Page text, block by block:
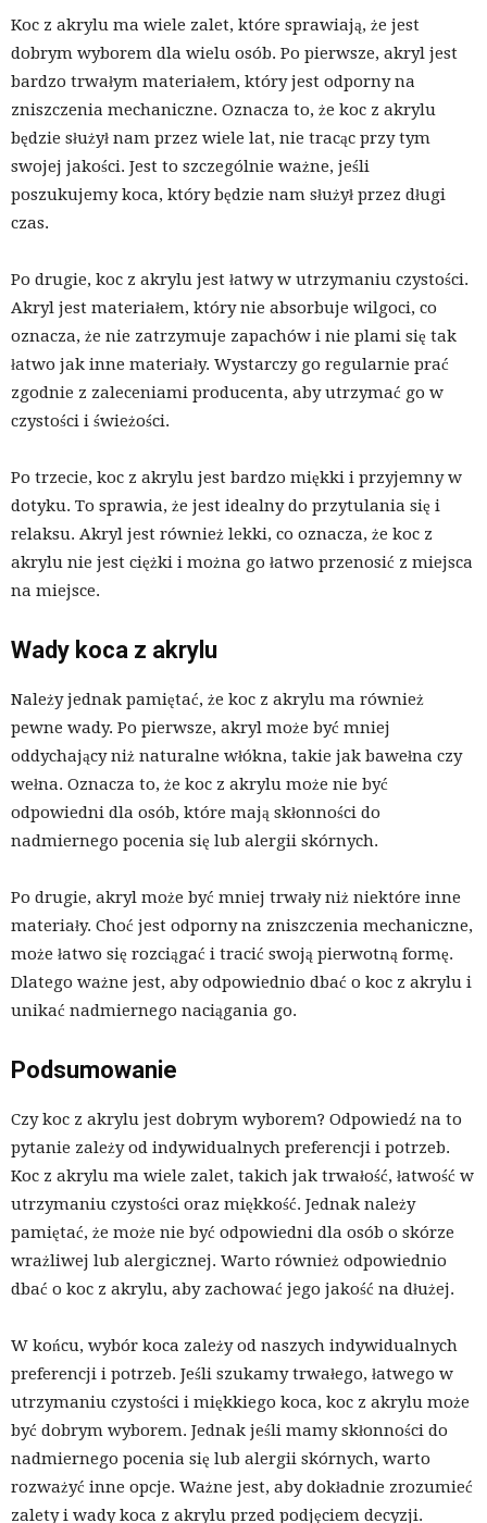
Koc z akrylu ma wiele zalet, które sprawiają, że jest
dobrym wyborem dla wielu osób. Po pierwsze, akryl jest
bardzo trwałym materiałem, który jest odporny na
zniszczenia mechaniczne. Oznacza to, że koc z akrylu
będzie służył nam przez wiele lat, nie tracąc przy tym
swojej jakości. Jest to szczególnie ważne, jeśli
poszukujemy koca, który będzie nam służył przez długi
czas.
Po drugie, koc z akrylu jest łatwy w utrzymaniu czystości.
Akryl jest materiałem, który nie absorbuje wilgoci, co
oznacza, że nie zatrzymuje zapachów i nie plami się tak
łatwo jak inne materiały. Wystarczy go regularnie prać
zgodnie z zaleceniami producenta, aby utrzymać go w
czystości i świeżości.
Po trzecie, koc z akrylu jest bardzo miękki i przyjemny w
dotyku. To sprawia, że jest idealny do przytulania się i
relaksu. Akryl jest również lekki, co oznacza, że koc z
akrylu nie jest ciężki i można go łatwo przenosić z miejsca
na miejsce.
Wady koca z akrylu
Należy jednak pamiętać, że koc z akrylu ma również
pewne wady. Po pierwsze, akryl może być mniej
oddychający niż naturalne włókna, takie jak bawełna czy
wełna. Oznacza to, że koc z akrylu może nie być
odpowiedni dla osób, które mają skłonności do
nadmiernego pocenia się lub alergii skórnych.
Po drugie, akryl może być mniej trwały niż niektóre inne
materiały. Choć jest odporny na zniszczenia mechaniczne,
może łatwo się rozciągać i tracić swoją pierwotną formę.
Dlatego ważne jest, aby odpowiednio dbać o koc z akrylu i
unikać nadmiernego naciągania go.
Podsumowanie
Czy koc z akrylu jest dobrym wyborem? Odpowiedź na to
pytanie zależy od indywidualnych preferencji i potrzeb.
Koc z akrylu ma wiele zalet, takich jak trwałość, łatwość w
utrzymaniu czystości oraz miękkość. Jednak należy
pamiętać, że może nie być odpowiedni dla osób o skórze
wrażliwej lub alergicznej. Warto również odpowiednio
dbać o koc z akrylu, aby zachować jego jakość na dłużej.
W końcu, wybór koca zależy od naszych indywidualnych
preferencji i potrzeb. Jeśli szukamy trwałego, łatwego w
utrzymaniu czystości i miękkiego koca, koc z akrylu może
być dobrym wyborem. Jednak jeśli mamy skłonności do
nadmiernego pocenia się lub alergii skórnych, warto
rozważyć inne opcje. Ważne jest, aby dokładnie zrozumieć
zalety i wady koca z akrylu przed podjęciem decyzji.